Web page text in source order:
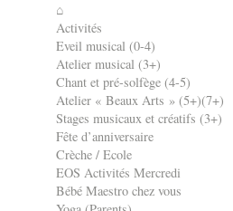
⌂
Activités
Eveil musical (0-4)
Atelier musical (3+)
Chant et pré-solfège (4-5)
Atelier « Beaux Arts » (5+)(7+)
Stages musicaux et créatifs (3+)
Fête d’anniversaire
Crèche / Ecole
EOS Activités Mercredi
Bébé Maestro chez vous